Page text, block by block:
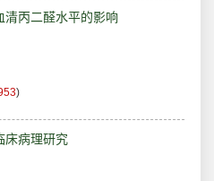
清丙二醛水平的影响
)
床病理研究